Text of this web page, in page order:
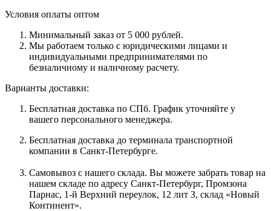
Условия оплаты оптом
Минимальный заказ от 5 000 рублей.
Мы работаем только с юридическими лицами и
индивидуальными предпринимателями по
безналичному и наличному расчету.
Варианты доставки:
Бесплатная доставка по СПб. График уточняйте у
вашего персонального менеджера.
Бесплатная доставка до терминала транспортной
компании в Санкт-Петербурге.
Самовывоз с нашего склада. Вы можете забрать товар на
нашем складе по адресу Санкт-Петербург, Промзона
Парнас, 1-й Верхний переулок, 12 лит З, склад «Новый
Континент».